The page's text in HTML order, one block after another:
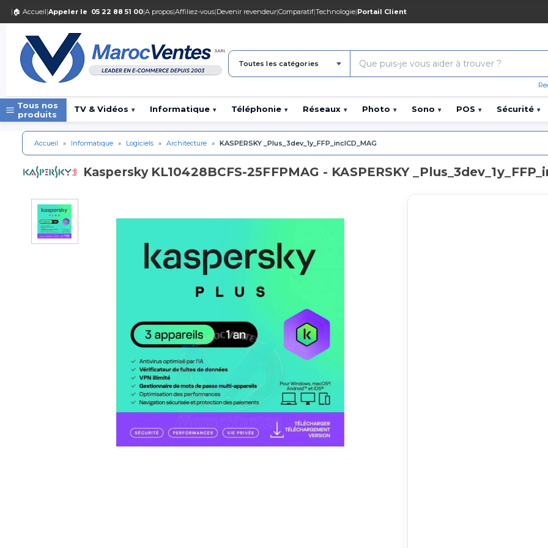
| 🏠 Accueil|Appeler le 05 22 88 51 00|A propos|Affiliez-vous|Devenir revendeur|Comparatif|Technologie|Portail Client
Toutes les catégories
Tous nos
produits
TV & Vidéos ▾ Informatique ▾ Téléphonie ▾ Réseaux ▾ Photo ▾ Sono ▾ POS ▾ Sécurité ▾
Accueil » Informatique » Logiciels » Architecture » KASPERSKY _Plus_3dev_1y_FFP_inclCD_MAG
Kaspersky KL10428BCFS-25FFPMAG - KASPERSKY